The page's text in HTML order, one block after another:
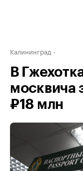
Калининград
В
москвича
₽18 млн